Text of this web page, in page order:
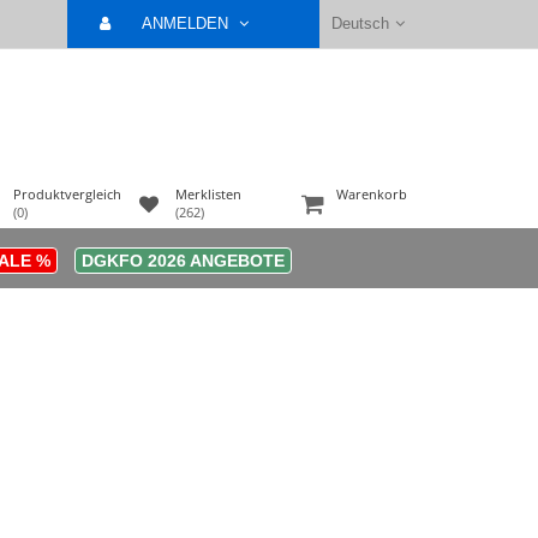
Deutsch
ANMELDEN
Warenkorb
Merklisten
(262)
Produktvergleich
(0)
% DGKFO 2026 ANGEBOTE